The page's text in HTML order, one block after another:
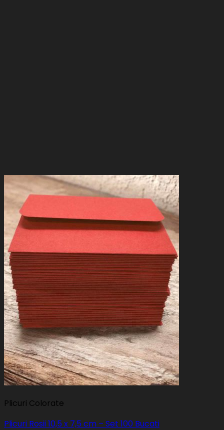
Plicuri Colorate
Plicuri Rosii 10,5 x 7,5 cm – Set 100 Bucati